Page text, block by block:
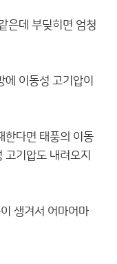
은데 부딪히면 엄청
이동성 고기압이
한다면 태풍의 이동
기압도 내려오지
생겨서 어마어마